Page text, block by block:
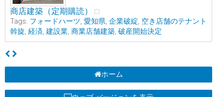
商店建築（定期購読）
Tags: フォードハーツ, 愛知県, 企業破綻, 空き店舗のテナント
斡旋, 経済, 建設業, 商業店舗建築, 破産開始決定
ホーム